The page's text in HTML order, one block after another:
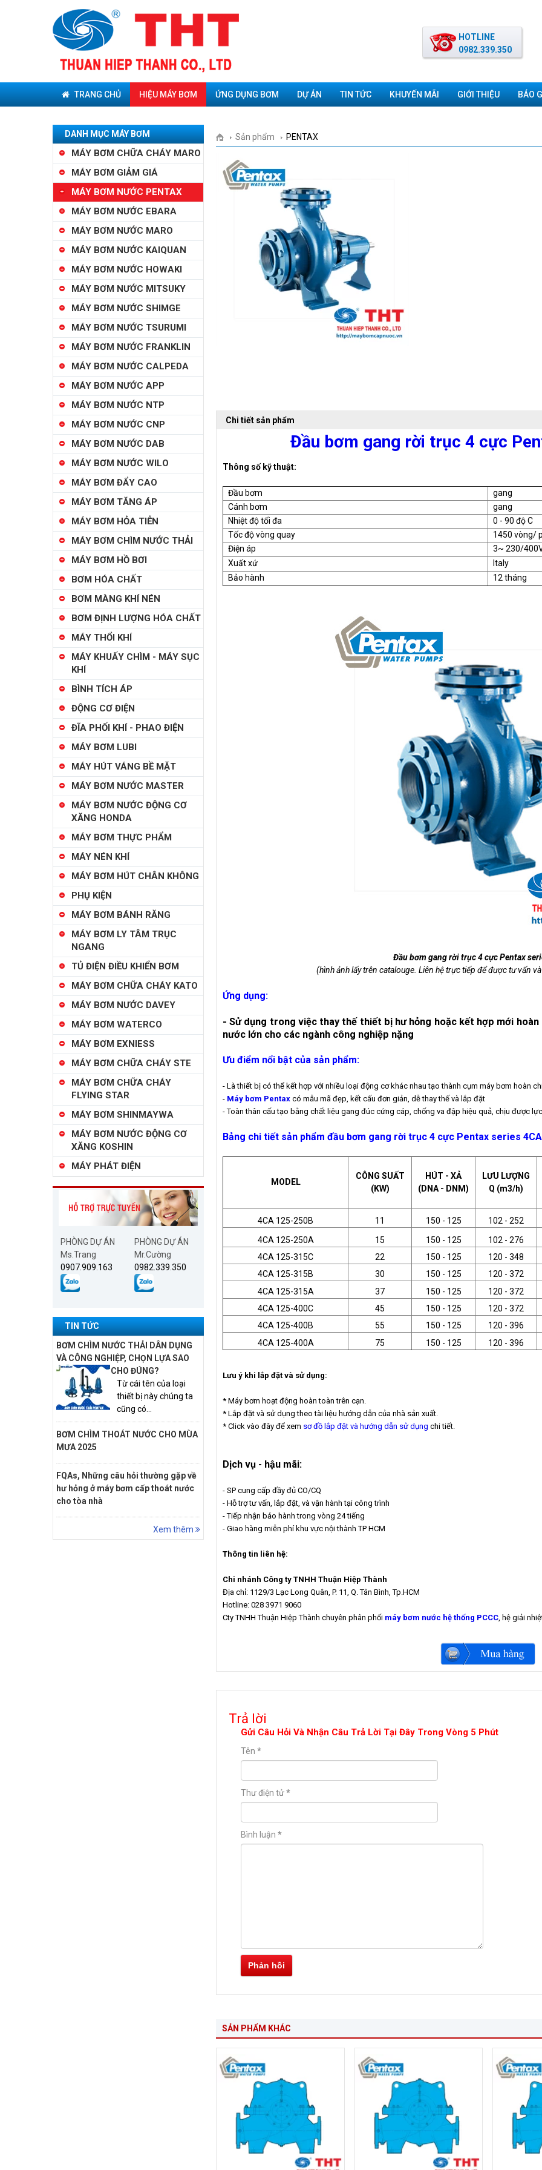
HOTLINE
0982.339.350
TRANG CHỦ HIỆU MÁY BƠM ỨNG DỤNG BƠM DỰ ÁN TIN TỨC KHUYẾN MÃI GIỚI THIỆU BÁO
DANH MỤC MÁY BƠM
MÁY BƠM CHỮA CHÁY MARO
MÁY BƠM GIẢM GIÁ
MÁY BƠM NƯỚC PENTAX
MÁY BƠM NƯỚC EBARA
MÁY BƠM NƯỚC MARO
MÁY BƠM NƯỚC KAIQUAN
MÁY BƠM NƯỚC HOWAKI
MÁY BƠM NƯỚC MITSUKY
MÁY BƠM NƯỚC SHIMGE
MÁY BƠM NƯỚC TSURUMI
MÁY BƠM NƯỚC FRANKLIN
MÁY BƠM NƯỚC CALPEDA
MÁY BƠM NƯỚC APP
MÁY BƠM NƯỚC NTP
MÁY BƠM NƯỚC CNP
MÁY BƠM NƯỚC DAB
MÁY BƠM NƯỚC WILO
MÁY BƠM ĐẨY CAO
MÁY BƠM TĂNG ÁP
MÁY BƠM HỎA TIỄN
MÁY BƠM CHÌM NƯỚC THẢI
MÁY BƠM HỒ BƠI
BƠM HÓA CHẤT
BƠM MÀNG KHÍ NÉN
BƠM ĐỊNH LƯỢNG HÓA CHẤT
MÁY THỔI KHÍ
MÁY KHUẤY CHÌM - MÁY SỤC
KHÍ
BÌNH TÍCH ÁP
ĐỘNG CƠ ĐIỆN
ĐĨA PHỐI KHÍ - PHAO ĐIỆN
MÁY BƠM LUBI
MÁY HÚT VÁNG BỀ MẶT
MÁY BƠM NƯỚC MASTER
MÁY BƠM NƯỚC ĐỘNG CƠ
XĂNG HONDA
MÁY BƠM THỰC PHẨM
MÁY NÉN KHÍ
MÁY BƠM HÚT CHÂN KHÔNG
PHỤ KIỆN
MÁY BƠM BÁNH RĂNG
MÁY BƠM LY TÂM TRỤC
NGANG
TỦ ĐIỆN ĐIỀU KHIỂN BƠM
MÁY BƠM CHỮA CHÁY KATO
MÁY BƠM NƯỚC DAVEY
MÁY BƠM WATERCO
MÁY BƠM EXNIESS
MÁY BƠM CHỮA CHÁY STE
MÁY BƠM CHỮA CHÁY
FLYING STAR
MÁY BƠM SHINMAYWA
MÁY BƠM NƯỚC ĐỘNG CƠ
XĂNG KOSHIN
MÁY PHÁT ĐIỆN
PHÒNG DỰ ÁN
Ms.Trang
0907.909.163
PHÒNG DỰ ÁN
Mr.Cường
0982.339.350
TIN TỨC
BƠM CHÌM NƯỚC THẢI DÂN DỤNG
VÀ CÔNG NGHIỆP, CHỌN LỰA SAO
CHO ĐÚNG?
Từ cái tên của loại
thiết bị này chúng ta
cũng có...
BƠM CHÌM THOÁT NƯỚC CHO MÙA
MƯA 2025
FQAs, Những câu hỏi thường gặp về
hư hỏng ở máy bơm cấp thoát nước
cho tòa nhà
Xem thêm
Sản phẩm PENTAX
Chi tiết sản phẩm
Đầu bơm gang rời trục 4 cực
Thông số kỹ thuật:
Đầu bơm
gang
Cánh bơm
gang
Nhiệt độ tối đa
0 - 90 độ C
Tốc độ vòng quay
1450 vòng/
Điện áp
3~ 230/
Xuất xứ
Italy
Bảo hành
12 tháng
Đầu bơm gang rời trục 4 cực Pentax
(hình ảnh lấy trên catalouge. Liên hệ trực tiếp để được tư vấn
Ứng dụng:
- Sử dụng trong việc thay thế thiết bị hư hỏng hoặc kết hợp mới
nước lớn cho các ngành công nghiệp nặng
Ưu điểm nổi bật của sản phẩm:
- Là thiết bị có thể kết hợp với nhiều loại động cơ khác nhau tạo thành cụm máy bơm hoàn
- Máy bơm Pentax có mẫu mã đẹp, kết cấu đơn giản, dễ thay thế và lắp đặt
- Toàn thân cấu tạo bằng chất liệu gang đúc cứng cáp, chống va đập hiệu quả, chịu được
Bảng chi tiết sản phẩm đầu bơm gang rời trục 4 cực Pentax series
MODEL
CÔNG SUẤT
(KW)
HÚT - XẢ
(DNA - DNM)
LƯU LƯỢNG
Q (m3/h)
4CA 125-250B 11 150 - 125 102 - 252
4CA 125-250A
15 150 - 125 102 - 276
4CA 125-315C
22 150 - 125 120 - 348
4CA 125-315B
30 150 - 125 120 - 372
4CA 125-315A
37 150 - 125 120 - 372
4CA 125-400C
45 150 - 125 120 - 372
4CA 125-400B
55 150 - 125 120 - 396
4CA 125-400A
75 150 - 125 120 - 396
Lưu ý khi lắp đặt và sử dụng:
* Máy bơm hoạt động hoàn toàn trên cạn.
* Lắp đặt và sử dụng theo tài liệu hướng dẫn của nhà sản xuất.
* Click vào đây để xem sơ đồ lắp đặt và hướng dẫn sử dụng chi tiết.
Dịch vụ - hậu mãi:
- SP cung cấp đầy đủ CO/CQ
- Hỗ trợ tư vấn, lắp đặt, và vận hành tại công trình
- Tiếp nhận bảo hành trong vòng 24 tiếng
- Giao hàng miễn phí khu vực nội thành TP HCM
Thông tin liên hệ:
Chi nhánh Công ty TNHH Thuận Hiệp Thành
Địa chỉ: 1129/3 Lạc Long Quân, P. 11, Q. Tân Bình, Tp.HCM
Hotline: 028 3971 9060
Cty TNHH Thuận Hiệp Thành chuyên phân phối máy bơm nước hệ thống PCCC, hệ giải
Trả lời
Gửi Câu Hỏi Và Nhận Câu Trả Lời Tại Đây Trong Vòng 5 Phút
Tên *
Thư điện tử*
Bình luận *
Phản hồi
SẢN PHẨM KHÁC